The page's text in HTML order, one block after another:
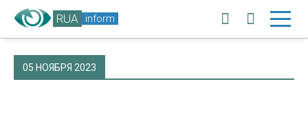
RUA inform
05 НОЯБРЯ 2023